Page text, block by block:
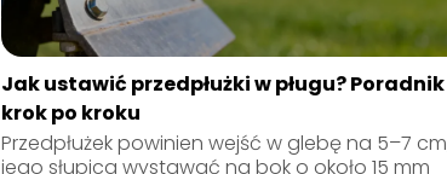
Jak ustawić przedpłużki w pługu? Poradnik
krok po kroku
Przedpłużek powinien wejść w glebę na 5–7
jego słupica wystawać na bok o około 15 mm